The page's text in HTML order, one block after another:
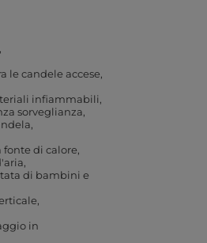
le candele accese
infiammabili
sorveglianza
fonte di calore
di bambini e
in